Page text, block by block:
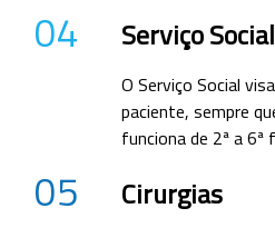
04 Serviço Social
O Serviço Social
paciente, sempre
funciona de 2ª a
05 Cirurgias